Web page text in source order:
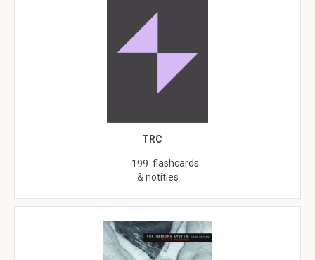
TRC
199 flashcards
& notities